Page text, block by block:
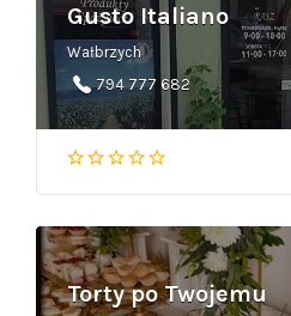
Gusto Italiano
Wałbrzych
794 777 682
Torty po Twojemu